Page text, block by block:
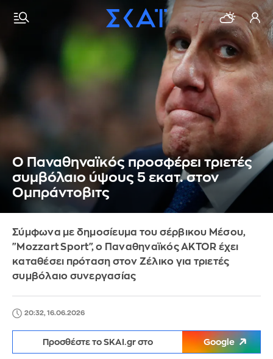
Ο Παναθηναϊκός προσφέρει τριετές
συμβόλαιο ύψους 5 εκατ. στον
Ομπράντοβιτς
Σύμφωνα με δημοσίευμα του σέρβικου Μέσου,
"Mozzart Sport", ο Παναθηναϊκός AKTOR έχει
καταθέσει πρόταση στον Ζέλικο για τριετές
συμβόλαιο συνεργασίας
20:32, 16.06.2026
Προσθέστε το SKAI.gr στο Google